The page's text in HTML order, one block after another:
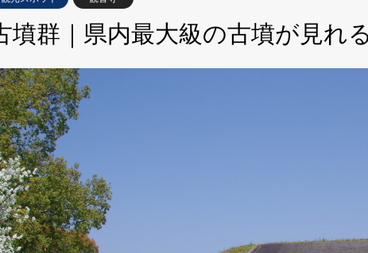
墳群｜県内最大級の古墳が見れる